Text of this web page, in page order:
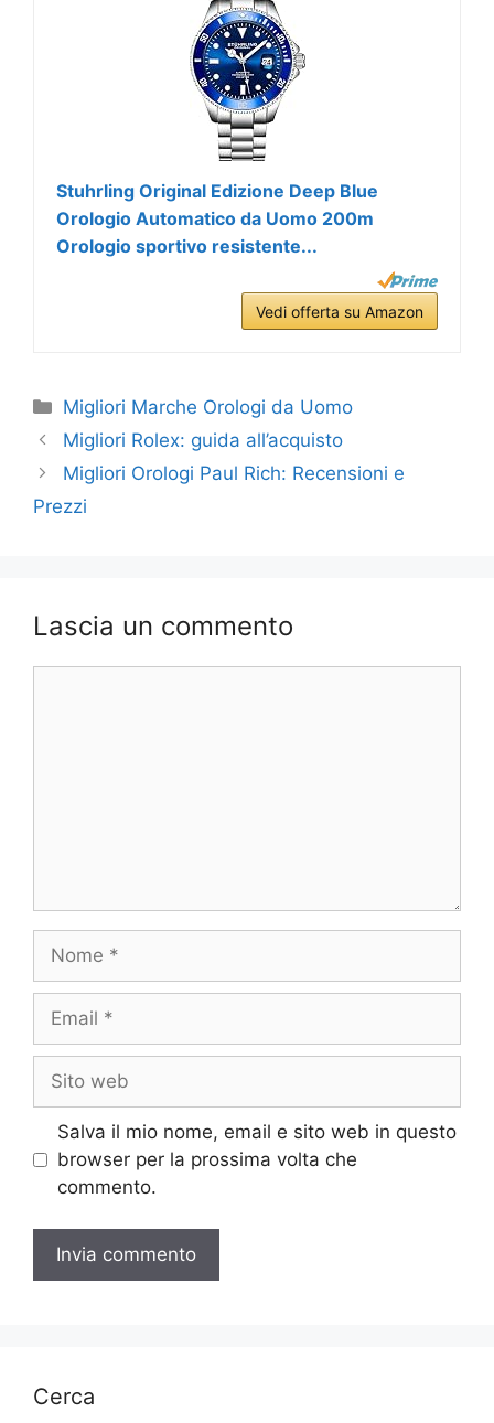
Stuhrling Original Edizione Deep Blue
Orologio Automatico da Uomo 200m
Orologio sportivo resistente...
Vedi offerta su Amazon
Categorie
Migliori Marche Orologi da Uomo
Migliori Rolex: guida all’acquisto
Migliori Orologi Paul Rich: Recensioni e
Prezzi
Lascia un commento
web
Salva il mio nome, email e sito web in questo
browser per la prossima volta che
commento.
Cerca